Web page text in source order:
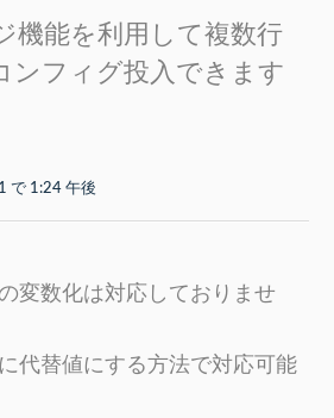
機能を利用して複数行
ンフィグ投入できます
で 1:24 午後
変数化は対応しておりませ
代替値にする方法で対応可能